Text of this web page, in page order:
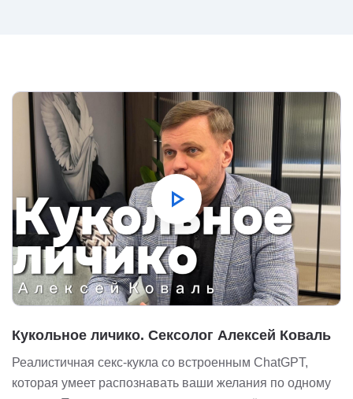
play_arrow
Кукольное личико. Сексолог Алексей Коваль
Реалистичная секс-кукла со встроенным ChatGPT,
которая умеет распознавать ваши желания по одному